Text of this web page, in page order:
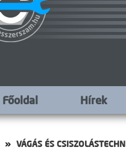
Főoldal Hírek
VÁGÁS ÉS